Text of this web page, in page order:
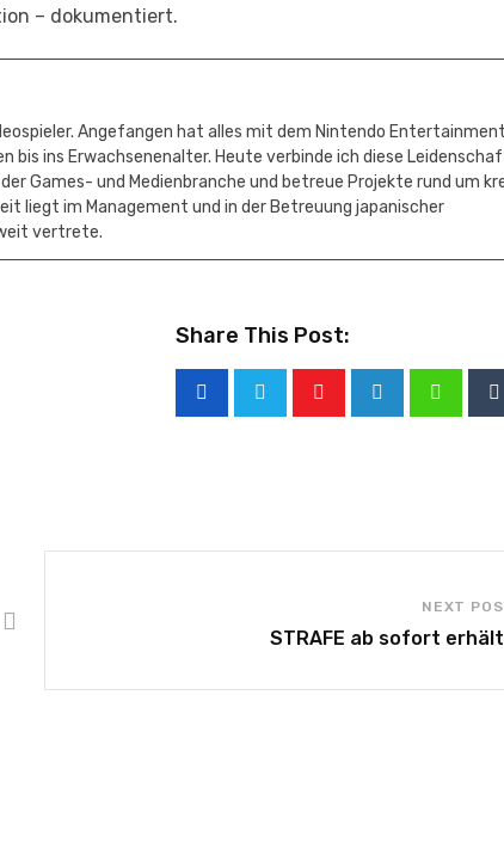
– dokumentiert.
Angefangen hat alles mit dem Nintendo Entertainment
ins Erwachsenenalter. Heute verbinde ich diese
Games- und Medienbranche und betreue Projekte rund um
liegt im Management und in der Betreuung japanischer
vertrete.
Share This Post:
NEXT
STRAFE ab sofort